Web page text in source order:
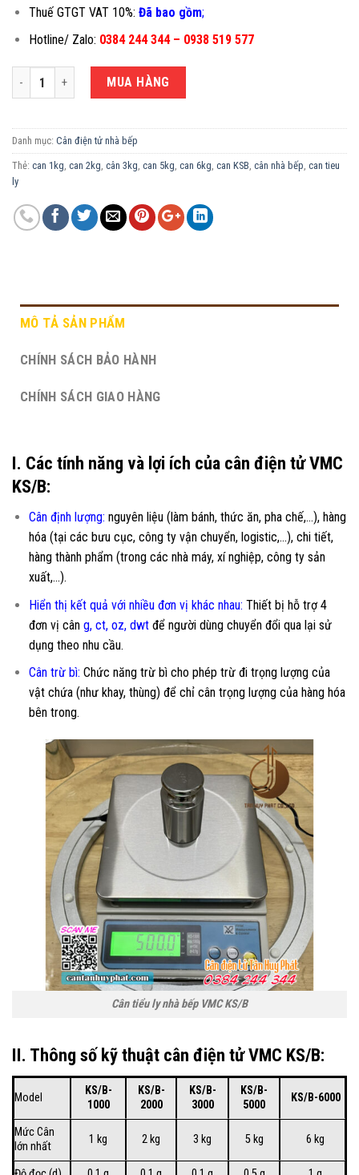
Thuế GTGT VAT 10%: Đã bao gồm;
Hotline/ Zalo: 0384 244 344 – 0938 519 577
CÂN NHÀ BẾP 1KG VMC KS/B số lượng
MUA HÀNG
Danh mục: Cân điện tử nhà bếp
Thẻ: can 1kg, can 2kg, cân 3kg, can 5kg, can 6kg, can KSB, cân nhà bếp, can tieu
ly
MÔ TẢ SẢN PHẨM
CHÍNH SÁCH BẢO HÀNH
CHÍNH SÁCH GIAO HÀNG
I. Các tính năng và lợi ích của cân điện tử VMC
KS/B:
Cân định lượng: nguyên liệu (làm bánh, thức ăn, pha chế,…), hàng
hóa (tại các bưu cục, công ty vận chuyển, logistic,…), chi tiết,
hàng thành phẩm (trong các nhà máy, xí nghiệp, công ty sản
xuất,…).
Hiển thị kết quả với nhiều đơn vị khác nhau: Thiết bị hỗ trợ 4
đơn vị cân g, ct, oz, dwtđể người dùng chuyển đổi qua lại sử
dụng theo nhu cầu.
Cân trừ bì: Chức năng trừ bì cho phép trừ đi trọng lượng của
vật chứa (như khay, thùng) để chỉ cân trọng lượng của hàng hóa
bên trong.
Cân tiểu ly nhà bếp VMC KS/B
II. Thông số kỹ thuật cân điện tử VMC KS/B:
Model
KS/B-
1000
KS/B-
2000
KS/B-
3000
KS/B-
5000
KS/B-6000
Mức Cân
lớn nhất
1 kg 2 kg 3 kg 5 kg 6 kg